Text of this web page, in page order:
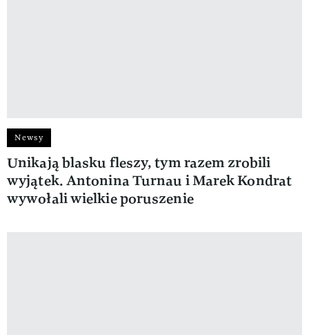
Newsy
Unikają blasku fleszy, tym razem zrobili
wyjątek. Antonina Turnau i Marek Kondrat
wywołali wielkie poruszenie